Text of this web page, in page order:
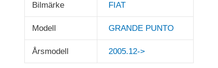
Bilmärke FIAT
Modell GRANDE PUNTO
Årsmodell 2005.12->